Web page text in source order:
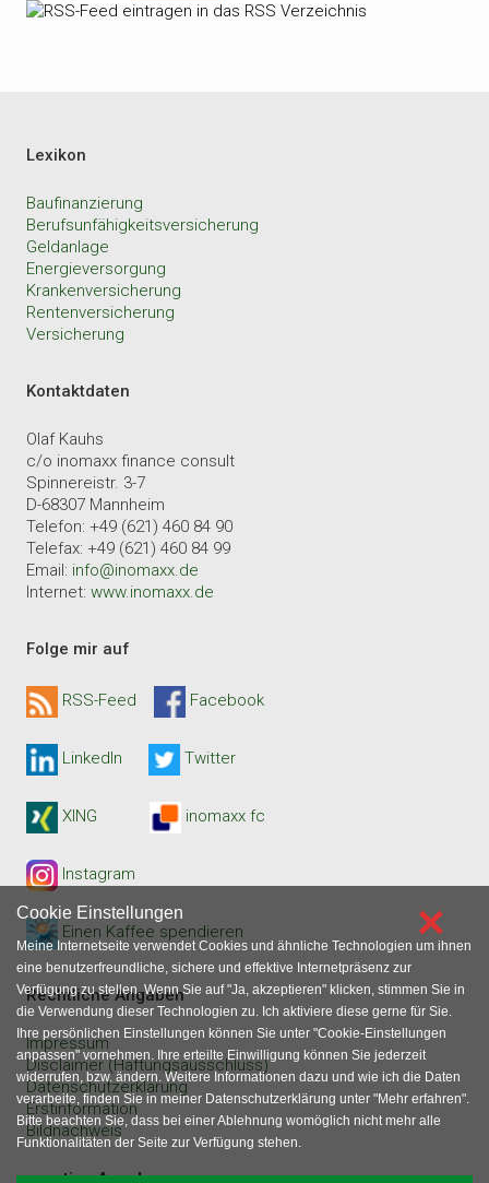
Lexikon
Baufinanzierung
Berufsunfähigkeitsversicherung
Geldanlage
Energieversorgung
Krankenversicherung
Rentenversicherung
Versicherung
Kontaktdaten
Olaf Kauhs
c/o inomaxx finance consult
Spinnereistr. 3-7
D-68307 Mannheim
Telefon: +49 (621) 460 84 90
Telefax: +49 (621) 460 84 99
Email: info@inomaxx.de
Internet: www.inomaxx.de
Folge mir auf
RSS-Feed Facebook
LinkedIn Twitter
XING inomaxx fc
Instagram
Einen Kaffee spendieren
Rechtliche Angaben
Impressum
Disclaimer (Haftungsausschluss)
Datenschutzerklärung
Erstinformation
Bildnachweis
sonstige Angaben
×
Cookie Einstellungen
Meine Internetseite verwendet Cookies und ähnliche Technologien um ihnen
eine benutzerfreundliche, sichere und effektive Internetpräsenz zur
Verfügung zu stellen. Wenn Sie auf "Ja, akzeptieren" klicken, stimmen Sie in
die Verwendung dieser Technologien zu. Ich aktiviere diese gerne für Sie.
Ihre persönlichen Einstellungen können Sie unter "Cookie-Einstellungen
anpassen" vornehmen. Ihre erteilte Einwilligung können Sie jederzeit
widerrufen, bzw. ändern. Weitere Informationen dazu und wie ich die Daten
verarbeite, finden Sie in meiner Datenschutzerklärung unter "Mehr erfahren".
Bitte beachten Sie, dass bei einer Ablehnung womöglich nicht mehr alle
Funktionalitäten der Seite zur Verfügung stehen.